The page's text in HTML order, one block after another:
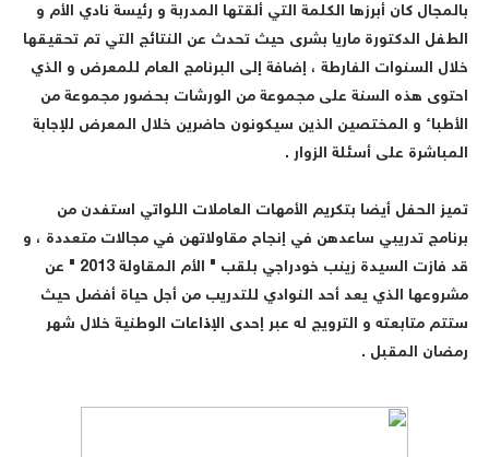
بالمجال كان أبرزها الكلمة التي ألقتها المدربة و رئيسة نادي الأم و
الطفل الدكتورة ماريا بشرى حيث تحدث عن النتائج التي تم تحقيقها
خلال السنوات الفارطة ، إضافة إلى البرنامج العام للمعرض و الذي
احتوى هذه السنة على مجموعة من الورشات بحضور مجموعة من
الأطباء و المختصين الذين سيكونون حاضرين خلال المعرض للإجابة
المباشرة على أسئلة الزوار .
تميز الحفل أيضا بتكريم الأمهات العاملات اللواتي استفدن من
برنامج تدريبي ساعدهن في إنجاح مقاولاتهن في مجالات متعددة ، و
قد فازت السيدة زينب خودراجي بلقب " الأم المقاولة 2013 " عن
مشروعها الذي يعد أحد النوادي للتدريب من أجل حياة أفضل حيث
ستتم متابعته و الترويج له عبر إحدى الإذاعات الوطنية خلال شهر
رمضان المقبل .